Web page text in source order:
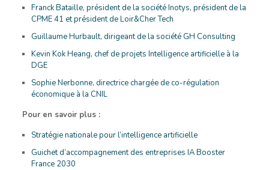
Franck Bataille, président de la société Inotys, président de la
CPME 41 et président de Loir&Cher Tech
Guillaume Hurbault, dirigeant de la société GH Consulting
Kevin Kok Heang, chef de projets Intelligence artificielle à la
DGE
Sophie Nerbonne, directrice chargée de co-régulation
économique à la CNIL
Pour en savoir plus :
Stratégie nationale pour l’intelligence artificielle
Guichet d’accompagnement des entreprises IA Booster
France 2030